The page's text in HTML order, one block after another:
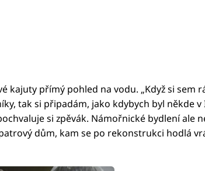
kajuty přímý pohled na vodu. „Když si sem
tak si připadám, jako kdybych byl někde v
si zpěvák. Námořnické bydlení ale
dům, kam se po rekonstrukci hodlá